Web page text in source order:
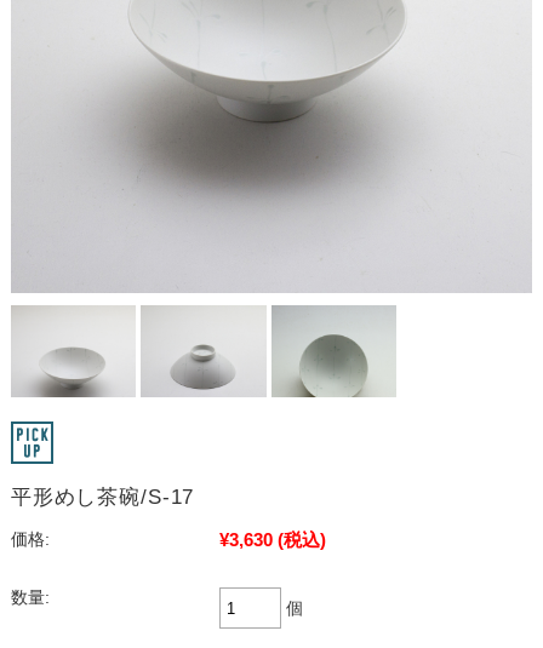
平形めし茶碗/S-17
価格: ¥3,630 (税込)
数量:
個